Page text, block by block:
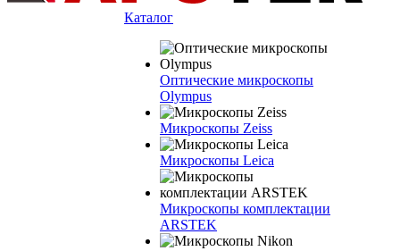
Каталог
Оптические микроскопы
Olympus
Микроскопы Zeiss
Микроскопы Leica
Микроскопы комплектации
ARSTEK